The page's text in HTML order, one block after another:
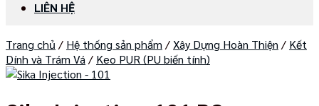
LIÊN HỆ
Trang chủ / Hệ thống sản phẩm / Xây Dựng Hoàn Thiện / Kết
Dính và Trám Vá / Keo PUR (PU biến tính)